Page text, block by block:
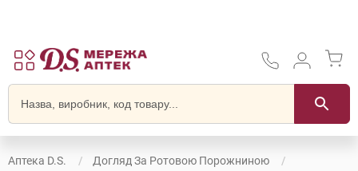
Аптека D.S.
Догляд За Ротовою Порожниною